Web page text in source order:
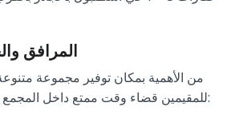
المرافق
من الأهمية بمكان توفير مجموعة
للمقيمين قضاء وقت ممتع داخل المجمع السكني. سيكون هنالك: